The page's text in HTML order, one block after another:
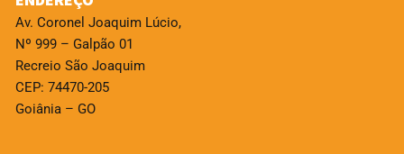
Av. Coronel Joaquim Lúcio,
Nº 999 – Galpão 01
Recreio São Joaquim
CEP: 74470-205
Goiânia – GO